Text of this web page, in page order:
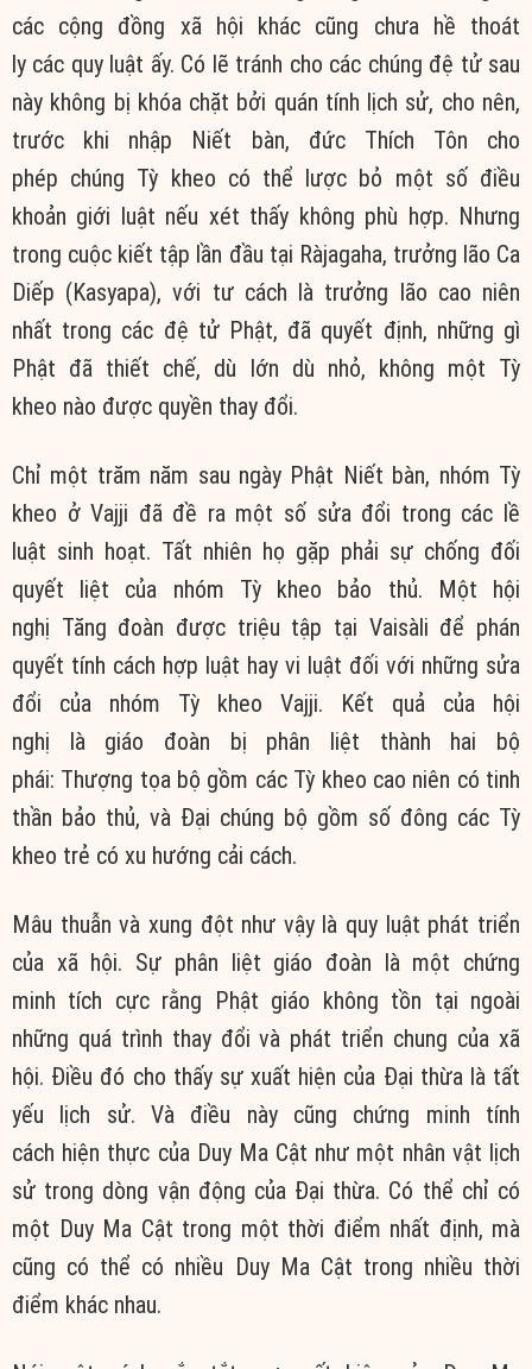
các cộng đồng xã hội khác cũng chưa hề thoát
ly các quy luật ấy. Có lẽ tránh cho các chúng đệ tử sau
này không bị khóa chặt bởi quán tính lịch sử, cho nên,
trước khi nhập Niết bàn, đức Thích Tôn cho
phép chúng Tỳ kheo có thể lược bỏ một số điều
khoản giới luật nếu xét thấy không phù hợp. Nhưng
trong cuộc kiết tập lần đầu tại Ràjagaha, trưởng lão Ca
Diếp (Kasyapa), với tư cách là trưởng lão cao niên
nhất trong các đệ tử Phật, đã quyết định, những gì
Phật đã thiết chế, dù lớn dù nhỏ, không một Tỳ
kheo nào được quyền thay đổi.
Chỉ một trăm năm sau ngày Phật Niết bàn, nhóm Tỳ
kheo ở Vajji đã đề ra một số sửa đổi trong các lề
luật sinh hoạt. Tất nhiên họ gặp phải sự chống đối
quyết liệt của nhóm Tỳ kheo bảo thủ. Một hội
nghị Tăng đoàn được triệu tập tại Vaisàli để phán
quyết tính cách hợp luật hay vi luật đối với những sửa
đổi của nhóm Tỳ kheo Vajji. Kết quả của hội
nghị là giáo đoàn bị phân liệt thành hai bộ
phái: Thượng tọa bộ gồm các Tỳ kheo cao niên có tinh
thần bảo thủ, và Đại chúng bộ gồm số đông các Tỳ
kheo trẻ có xu hướng cải cách.
Mâu thuẫn và xung đột như vậy là quy luật phát triển
của xã hội. Sự phân liệt giáo đoàn là một chứng
minh tích cực rằng Phật giáo không tồn tại ngoài
những quá trình thay đổi và phát triển chung của xã
hội. Điều đó cho thấy sự xuất hiện của Đại thừa là tất
yếu lịch sử. Và điều này cũng chứng minh tính
cách hiện thực của Duy Ma Cật như một nhân vật lịch
sử trong dòng vận động của Đại thừa. Có thể chỉ có
một Duy Ma Cật trong một thời điểm nhất định, mà
cũng có thể có nhiều Duy Ma Cật trong nhiều thời
điểm khác nhau.